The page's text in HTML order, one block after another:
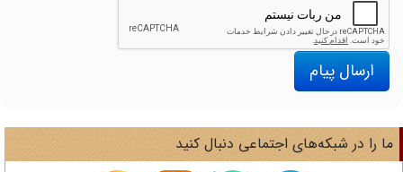
ارسال پیام
را در شبکه‌های اجتماعی دنبال کنید